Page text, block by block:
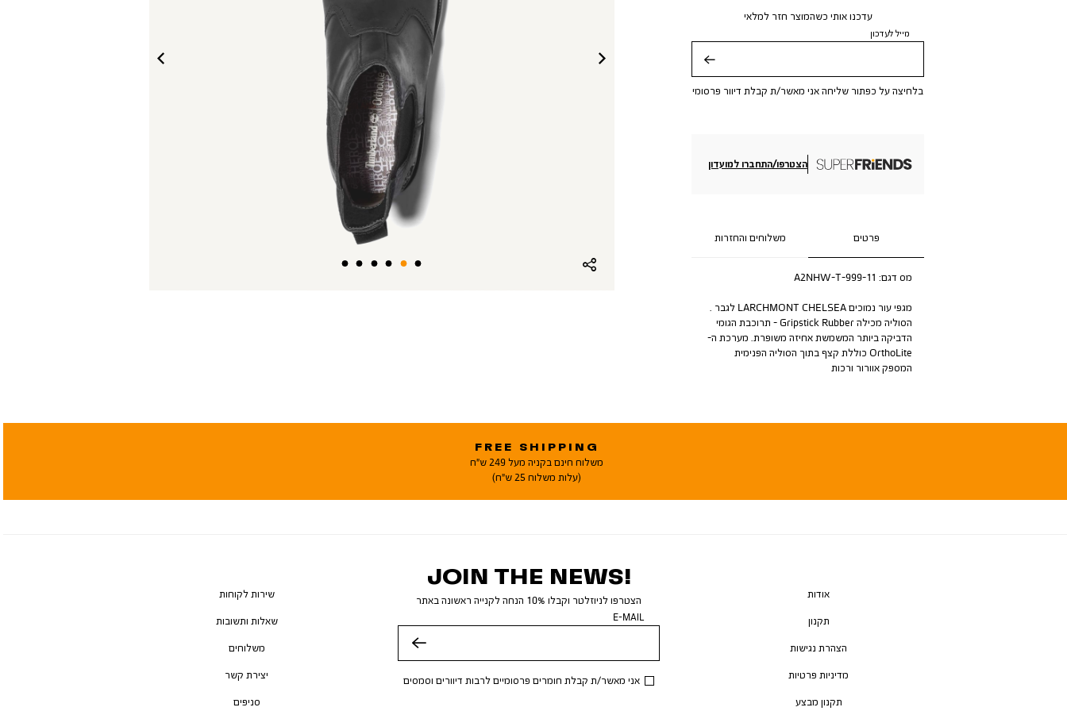
עדכנו אותי כשהמוצר חזר למלאי
מייל לעדכון
בלחיצה על כפתור שליחה אני מאשר/ת קבלת דיוור פרסומי
הצטרפו/התחברו למועדון
פרטים משלוחים והחזרות
מס דגם: A2NHW-T-999-11
מגפי עור נמוכים LARCHMONT CHELSEA לגבר .
הסוליה מכילה Gripstick Rubber - תרוכבת הגומי
הדביקה ביותר המשמשת אחיזה משופרת. מערכת ה-
OrthoLite כוללת קצף בתוך הסוליה הפנימית
המספק אוורור ורכות
FREE SHIPPING
משלוח חינם בקניה מעל 249 ש"ח
(עלות משלוח 25 ש"ח)
JOIN THE NEWS!
הצטרפו לניוזלטר וקבלו 10% הנחה לקנייה ראשונה באתר
E-MAIL
אני מאשר/ת קבלת חומרים פרסומיים לרבות דיוורים וסמסים
אודות
תקנון
הצהרת נגישות
מדיניות פרטיות
תקנון מבצע
שירות לקוחות
שאלות ותשובות
משלוחים
יצירת קשר
סניפים